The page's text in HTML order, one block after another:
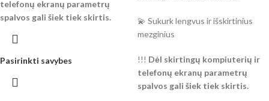
telefonų ekranų parametrų
spalvos gali šiek tiek skirtis.
Pasirinkti savybes
💫 Sukurk lengvus ir išskirtinius
mezginius
!!! Dėl skirtingų kompiuterių ir
telefonų ekranų parametrų
spalvos gali šiek tiek skirtis.